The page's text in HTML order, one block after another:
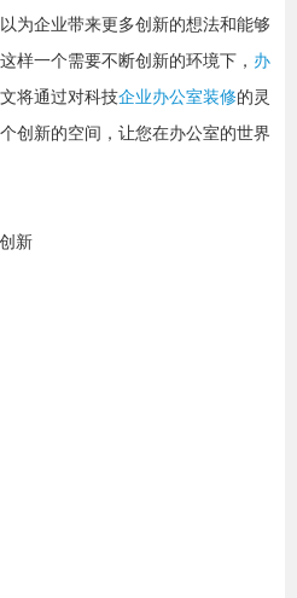
为企业带来更多创新的想法和能够
样一个需要不断创新的环境下， 办
将通过对科技企业办公室装修的灵
创新的空间，让您在办公室的世界
新